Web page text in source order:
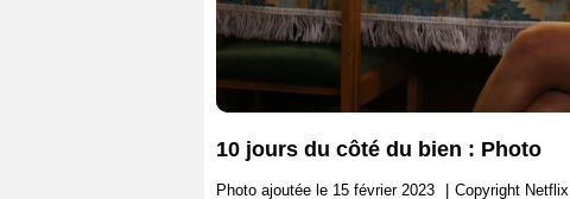
10 jours du côté du bien : Photo
Photo ajoutée le 15 février 2023
Copyright Netflix